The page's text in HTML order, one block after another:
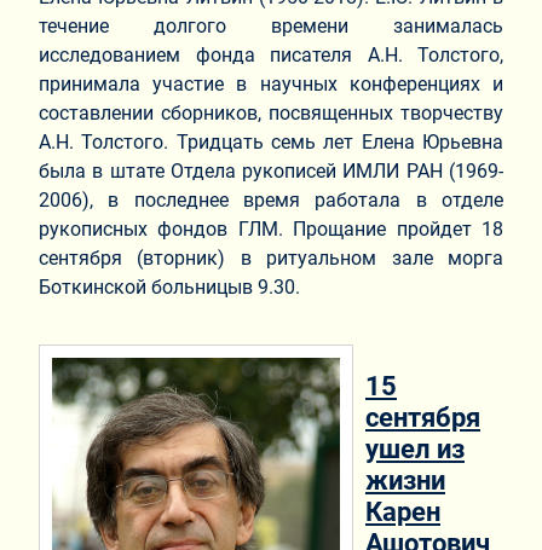
течение долгого времени занималась
исследованием фонда писателя А.Н. Толстого,
принимала участие в научных конференциях и
составлении сборников, посвященных творчеству
А.Н. Толстого. Тридцать семь лет Елена Юрьевна
была в штате Отдела рукописей ИМЛИ РАН (1969-
2006), в последнее время работала в отделе
рукописных фондов ГЛМ. Прощание пройдет 18
сентября (вторник) в ритуальном зале морга
Боткинской больницыв 9.30.
15
сентября
ушел из
жизни
Карен
Ашотович